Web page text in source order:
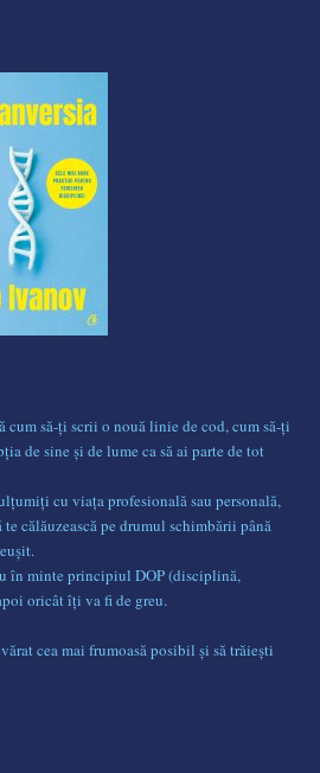
cum să-ți scrii o nouă linie de cod, cum să-ți
de sine și de lume ca să ai parte de tot
cu viața profesională sau personală,
călăuzească pe drumul schimbării până
în minte principiul DOP (disciplină,
oricât îți va fi de greu.
cea mai frumoasă posibil și să trăiești